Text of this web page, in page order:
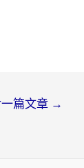
篇文章 →